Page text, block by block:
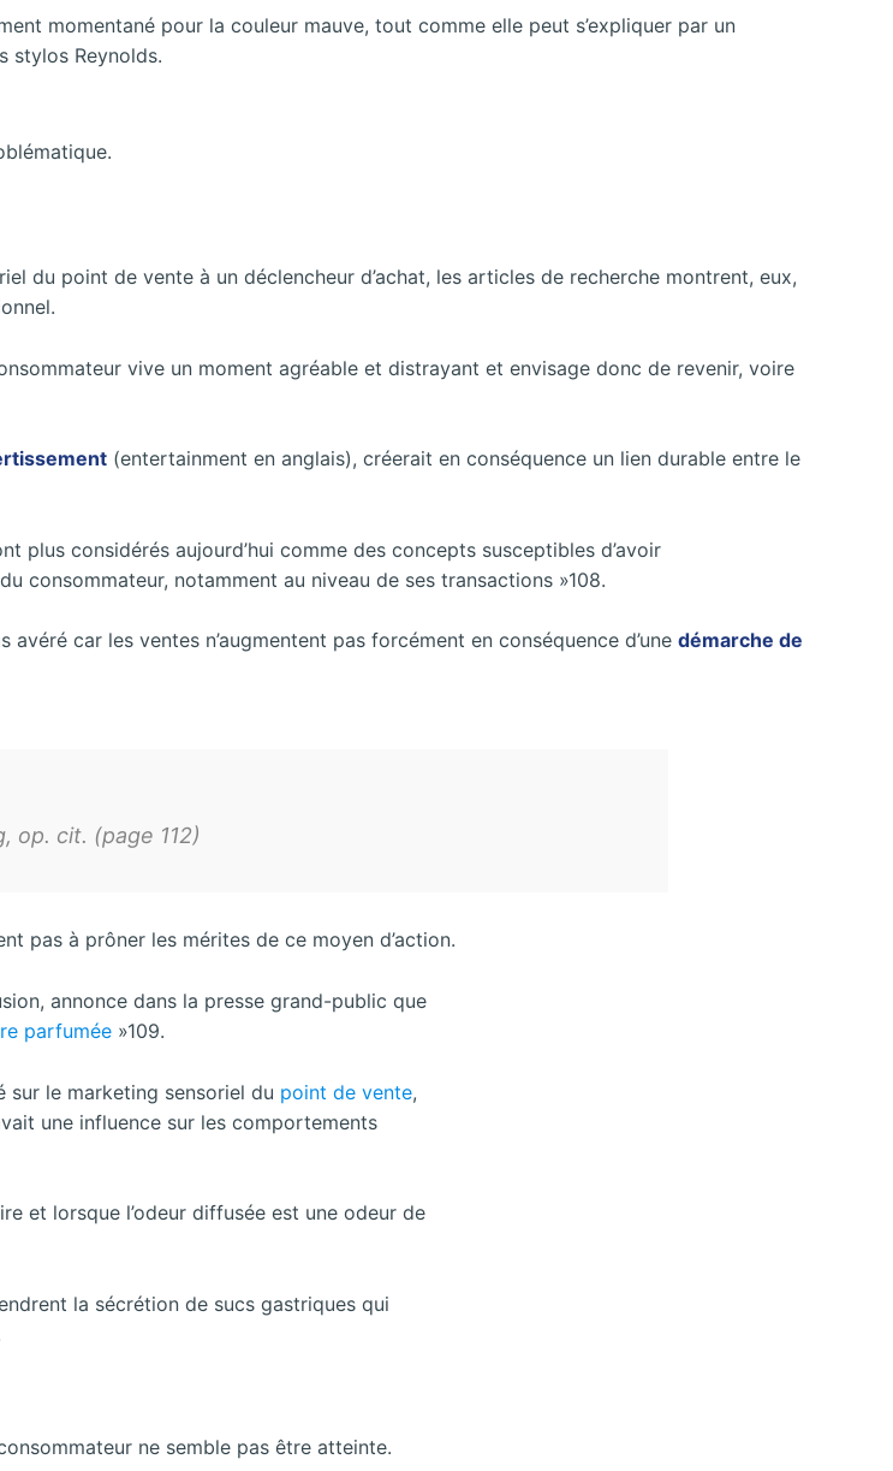
momentané pour la couleur mauve, tout comme elle peut s’expliquer par un
stylos Reynolds.
du point de vente à un déclencheur d’achat, les articles de recherche montrent, eux,
vive un moment agréable et distrayant et envisage donc de revenir, voire
(entertainment en anglais), créerait en conséquence un lien durable entre le
plus considérés aujourd’hui comme des concepts susceptibles d’avoir
consommateur, notamment au niveau de ses transactions »108.
car les ventes n’augmentent pas forcément en conséquence d’une démarche de
op. cit. (page 112)
pas à prôner les mérites de ce moyen d’action.
annonce dans la presse grand-public que
parfumée »109.
sur le marketing sensoriel du point de vente,
une influence sur les comportements
et lorsque l’odeur diffusée est une odeur de
la sécrétion de sucs gastriques qui
ne semble pas être atteinte.